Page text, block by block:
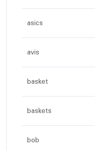
asics
avis
basket
baskets
bob